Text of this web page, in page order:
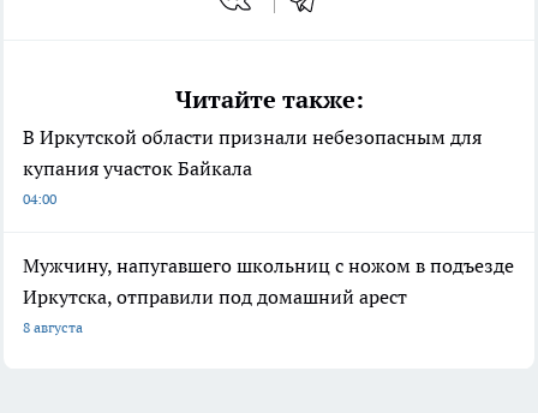
Читайте также:
В Иркутской области признали небезопасным для
купания участок Байкала
04:00
Мужчину, напугавшего школьниц с ножом в подъезде
Иркутска, отправили под домашний арест
8 августа